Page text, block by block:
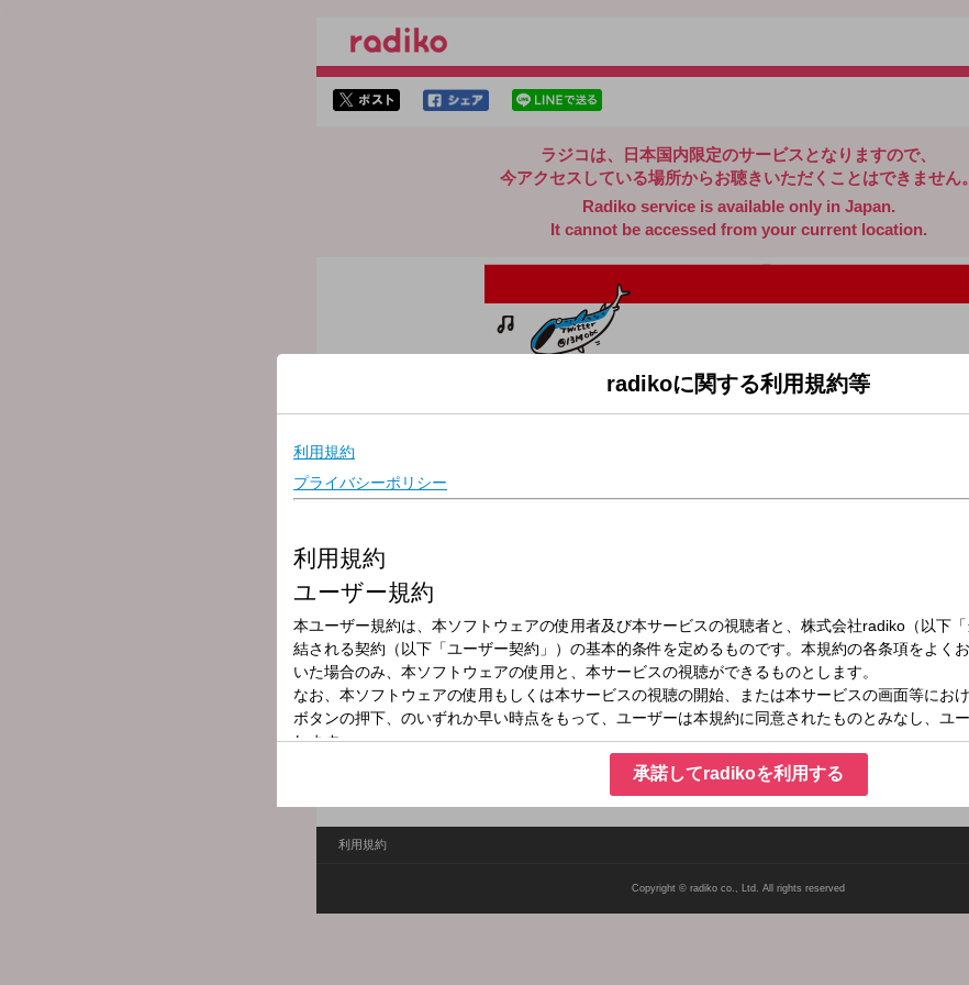
ラジコは、日本国内限定のサービスとなりますので、
今アクセスしている場所からお聴きいただくことはできません。
Radiko service is available only in Japan.
It cannot be accessed from your current location.
放送局
放送時間
2025年6月28日（土）16:00～16:15
番組名
納得健康15分
利用規約
Copyright © radiko co., Ltd. All rights reserved
radikoに関する利用規約等
承諾してradikoを利用する